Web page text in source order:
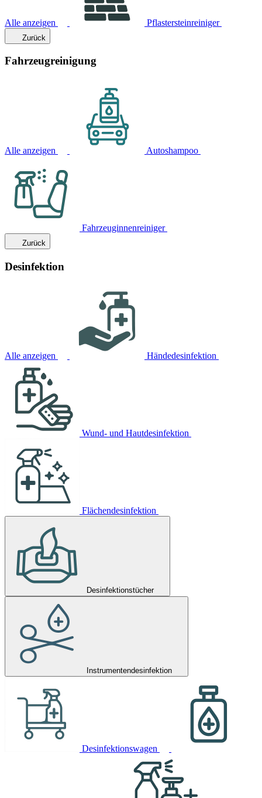
Alle anzeigen Pflastersteinreiniger
Zurück
Fahrzeugreinigung
Alle anzeigen Autoshampoo
Fahrzeuginnenreiniger
Zurück
Desinfektion
Alle anzeigen Händedesinfektion
Wund- und Hautdesinfektion
Flächendesinfektion
Desinfektionstücher
Instrumentendesinfektion
Desinfektionswagen